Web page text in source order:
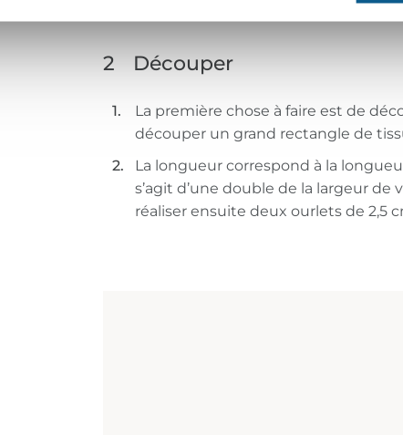
2 Découper
La première chose à faire est de
découper un grand rectangle de
La longueur correspond à la
s’agit d’une double de la largeur
réaliser ensuite deux ourlets de 2,5